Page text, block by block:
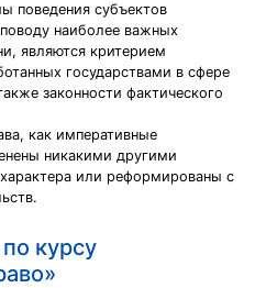
поведения субъектов
наиболее важных
являются критерием
государствами в сфере
законности фактического
как императивные
никакими другими
или реформированы с
курсу